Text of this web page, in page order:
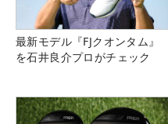
最新モデル『FJクオンタム』
を石井良介プロがチェック